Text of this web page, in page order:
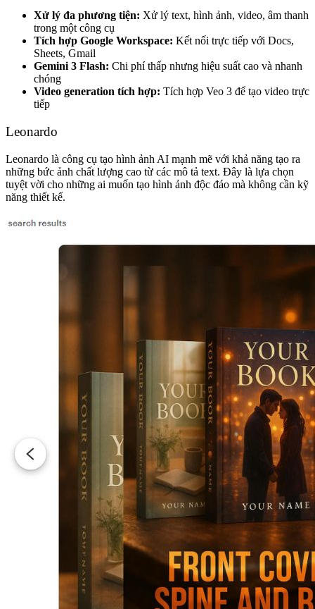
Xử lý đa phương tiện: Xử lý text, hình ảnh, video, âm thanh
trong một công cụ
Tích hợp Google Workspace: Kết nối trực tiếp với Docs,
Sheets, Gmail
Gemini 3 Flash: Chi phí thấp nhưng hiệu suất cao và nhanh
chóng
Video generation tích hợp: Tích hợp Veo 3 để tạo video trực
tiếp
Leonardo
Leonardo là công cụ tạo hình ảnh AI mạnh mẽ với khả năng tạo ra
những bức ảnh chất lượng cao từ các mô tả text. Đây là lựa chọn
tuyệt vời cho những ai muốn tạo hình ảnh độc đáo mà không cần kỹ
năng thiết kế.